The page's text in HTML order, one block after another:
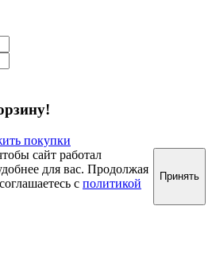
покупки
сайт работал
для вас. Продолжая
с политикой
Принять